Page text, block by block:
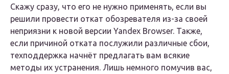
Скажу сразу, что его не нужно применять, если вы
решили провести откат обозревателя из-за своей
неприязни к новой версии Yandex Browser. Также,
если причиной отката послужили различные сбои,
техподдержка начнёт предлагать вам всякие
методы их устранения. Лишь немного помучив вас,